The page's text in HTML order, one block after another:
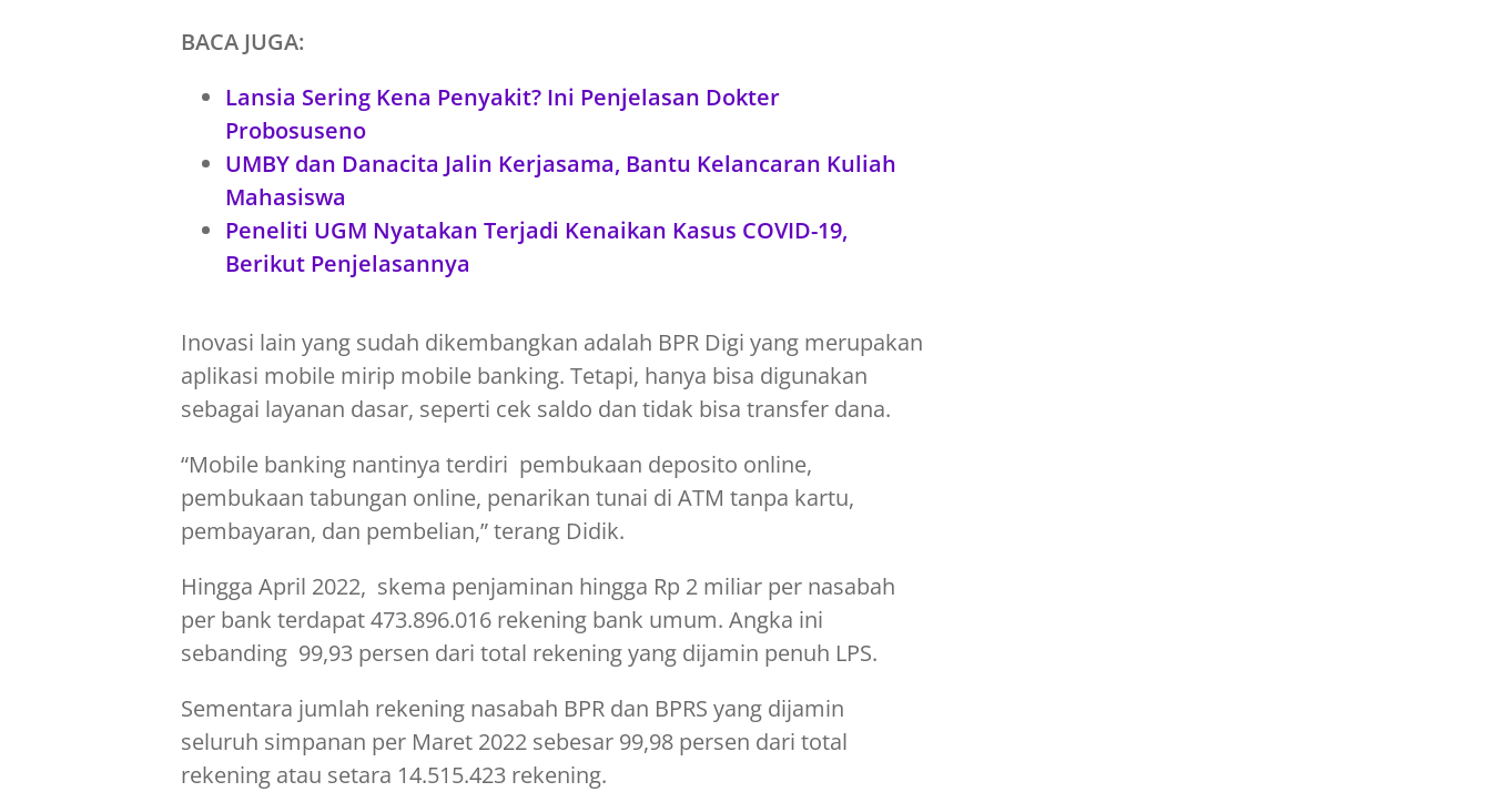
BACA JUGA:
Lansia Sering Kena Penyakit? Ini Penjelasan Dokter
Probosuseno
UMBY dan Danacita Jalin Kerjasama, Bantu Kelancaran Kuliah
Mahasiswa
Peneliti UGM Nyatakan Terjadi Kenaikan Kasus COVID-19,
Berikut Penjelasannya
Inovasi lain yang sudah dikembangkan adalah BPR Digi yang merupakan
aplikasi mobile mirip mobile banking. Tetapi, hanya bisa digunakan
sebagai layanan dasar, seperti cek saldo dan tidak bisa transfer dana.
“Mobile banking nantinya terdiri pembukaan deposito online,
pembukaan tabungan online, penarikan tunai di ATM tanpa kartu,
pembayaran, dan pembelian,” terang Didik.
Hingga April 2022, skema penjaminan hingga Rp 2 miliar per nasabah
per bank terdapat 473.896.016 rekening bank umum. Angka ini
sebanding 99,93 persen dari total rekening yang dijamin penuh LPS.
Sementara jumlah rekening nasabah BPR dan BPRS yang dijamin
seluruh simpanan per Maret 2022 sebesar 99,98 persen dari total
rekening atau setara 14.515.423 rekening.